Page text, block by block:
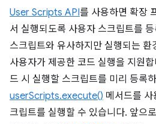
User Scripts API를 사용하면 확장
서 실행되도록 사용자 스크립트를
스크립트와 유사하지만 실행되는 환
사용자가 제공한 코드 실행을 지원
드 시 실행할 스크립트를 미리 등록
userScripts.execute() 메서드를
크립트를 실행할 수 있습니다. 앞으